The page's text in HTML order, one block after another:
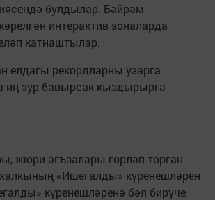
булдылар. Бәйрәм
интерактив зоналарда
катнаштылар.
елдагы рекордларны узарга
зур бавырсак кыздырырга
жюри әгъзалары гөрләп торган
«Ишегалды» күренешләрен
күренешләренә бәя бирүче